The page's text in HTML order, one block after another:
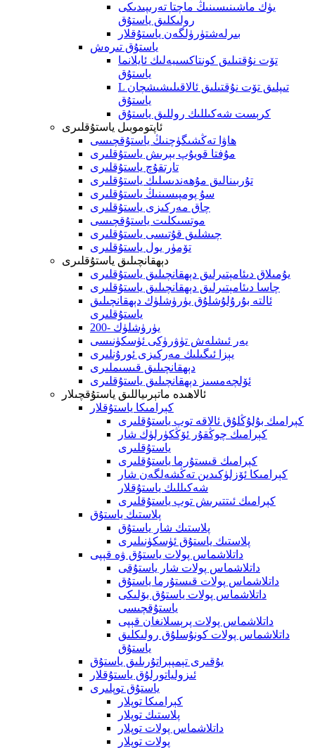
يۈك ماشىنىسىنىڭ ماچتا تەرىپىدىكى
رولىكلىق ياستۇق
بىرلەشتۈرۈلگەن ياستۇقلار
ياستۇق تىرەش
تۆت نۇقتىلىق كونتاكسىيەلىك ئايلانما
ياستۇق
L تىپلىق تۆت نۇقتىلىق ئالاقىلىشىشچان
ياستۇق
كرېست شەكىللىك روللىق ياستۇق
ئاپتوموبىل ياستۇقلىرى
ھاۋا تەڭشىگۈچنىڭ ياستۇقچىسى
مۇفتا قويۇپ بېرىش ياستۇقلىرى
تارتقۇچ ياستۇقلىرى
تۇربىنالىق مۇھەندىسلىك ياستۇقلىرى
سۇ پومپىسىنىڭ ياستۇقلىرى
چاق مەركىزى ياستۇقلىرى
موتسىكلىت ياستۇقچىسى
چىشلىق قۇتىسى ياستۇقلىرى
تۆمۈر يول ياستۇقلىرى
دېھقانچىلىق ياستۇقلىرى
يۇمىلاق دىئامېتىرلىق دېھقانچىلىق ياستۇقلىرى
چاسا دىئامېتىرلىق دېھقانچىلىق ياستۇقلىرى
ئالتە بۇرۇلۇشلۇق يۈرۈشلۈك دېھقانچىلىق
ياستۇقلىرى
200- يۈرۈشلۈك
يەر ئىشلەش تۈۋرۈكى ئۈسكۈنىسى
يېزا ئىگىلىك مەركىزى ئورۇنلىرى
دېھقانچىلىق قىسىملىرى
ئۆلچەمسىز دېھقانچىلىق ياستۇقلىرى
ئالاھىدە ماتېرىياللىق ياستۇقچىلار
كېرامىكا ياستۇقلار
كېرامىك بۇلۇڭلۇق ئالاقە توپ ياستۇقلىرى
كېرامىك چوڭقۇر ئۆڭكۈرلۈك شار
ياستۇقلىرى
كېرامىك قىستۇرما ياستۇقلىرى
كېرامىكا ئۆزلۈكىدىن تەڭشەلگەن شار
شەكىللىك ياستۇقلار
كېرامىك ئىتتىرىش توپ ياستۇقلىرى
پلاستىك ياستۇق
پلاستىك شار ياستۇق
پلاستىك ياستۇق ئۈسكۈنىلىرى
داتلاشماس پولات ياستۇق ۋە قېپى
داتلاشماس پولات شار ياستۇقى
داتلاشماس پولات قىستۇرما ياستۇق
داتلاشماس پولات ياستۇق بۆلىكى
ياستۇقچىسى
داتلاشماس پولات پرېسلانغان قېپى
داتلاشماس پولات كونۇسلۇق رولىكلىق
ياستۇق
يۇقىرى تېمپېراتۇرىلىق ياستۇق
ئىزولياتورلۇق ياستۇقلار
ياستۇق توپلىرى
كېرامىكا توپلار
پلاستىك توپلار
داتلاشماس پولات توپلار
پولات توپلار